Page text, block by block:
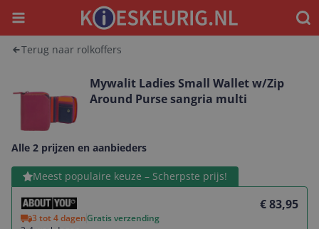
Menu
Terug naar rolkoffers
Mywalit Ladies Small Wallet w/Zip
Around Purse sangria multi
Alle 2 prijzen en aanbieders
Meest populaire keuze – Scherpste prijs!
€ 83,95
3 tot 4 dagenGratis verzending
Bekijk product